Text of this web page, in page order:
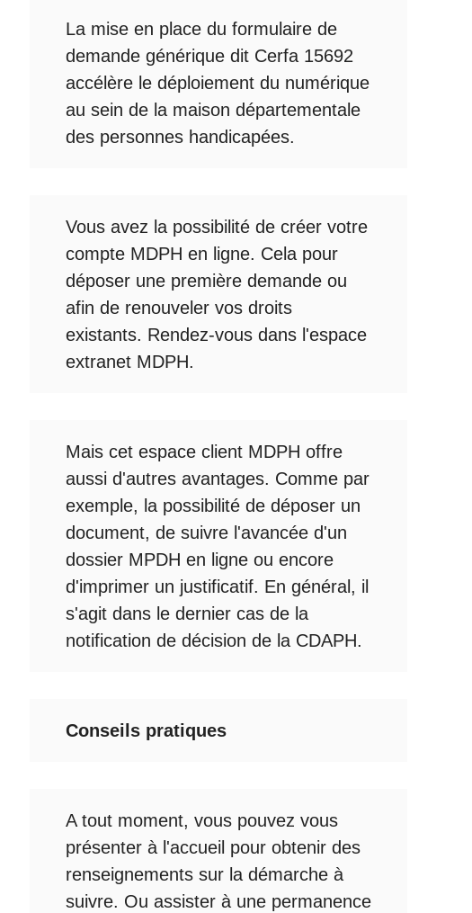
La mise en place du formulaire de
demande générique dit Cerfa 15692
accélère le déploiement du numérique
au sein de la maison départementale
des personnes handicapées.
Vous avez la possibilité de créer votre
compte MDPH en ligne. Cela pour
déposer une première demande ou
afin de renouveler vos droits
existants. Rendez-vous dans l'espace
extranet MDPH.
Mais cet espace client MDPH offre
aussi d'autres avantages. Comme par
exemple, la possibilité de déposer un
document, de suivre l'avancée d'un
dossier MPDH en ligne ou encore
d'imprimer un justificatif. En général, il
s'agit dans le dernier cas de la
notification de décision de la CDAPH.
Conseils pratiques
A tout moment, vous pouvez vous
présenter à l'accueil pour obtenir des
renseignements sur la démarche à
suivre. Ou assister à une permanence